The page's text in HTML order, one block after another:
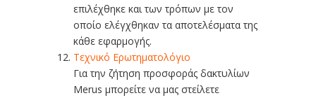
επιλέχθηκε και των τρόπων με τον
οποίο ελέγχθηκαν τα αποτελέσματα της
κάθε εφαρμογής.
Τεχνικό Ερωτηματολόγιο
Για την ζήτηση προσφοράς δακτυλίων
Merus μπορείτε να μας στείλετε